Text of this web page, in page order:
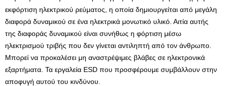
εκφόρτιση ηλεκτρικού ρεύματος, η οποία δημιουργείται από μεγάλη
διαφορά δυναμικού σε ένα ηλεκτρικά μονωτικό υλικό. Αιτία αυτής
της διαφοράς δυναμικού είναι συνήθως η φόρτιση μέσω
ηλεκτρισμού τριβής που δεν γίνεται αντιληπτή από τον άνθρωπο.
Μπορεί να προκαλέσει μη αναστρέψιμες βλάβες σε ηλεκτρονικά
εξαρτήματα. Τα εργαλεία ESD που προσφέρουμε συμβάλλουν στην
αποφυγή αυτού του κινδύνου.